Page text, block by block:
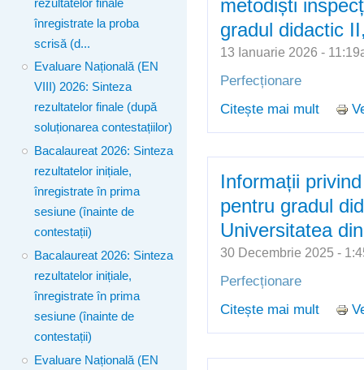
rezultatelor finale
înregistrate la proba
scrisă (d...
Evaluare Națională (EN
VIII) 2026: Sinteza
rezultatelor finale (după
soluționarea contestațiilor)
Bacalaureat 2026: Sinteza
rezultatelor inițiale,
înregistrate în prima
sesiune (înainte de
contestații)
Bacalaureat 2026: Sinteza
rezultatelor inițiale,
înregistrate în prima
sesiune (înainte de
contestații)
Evaluare Națională (EN
metodiști
gradul didactic
13 Ianuarie 2026 -
Perfecționare
Citește mai mult
Informații
pentru gradul
Universitatea
30 Decembrie 2025 -
Perfecționare
Citește mai mult